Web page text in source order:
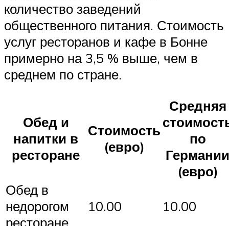
количество заведений
общественного питания. Стоимость
услуг ресторанов и кафе в Бонне
примерно на 3,5 % выше, чем в
среднем по стране.
Обед и
напитки в
ресторане
Стоимость
(евро)
Средняя
по
Германии
(евро)
Обед в
недорогом
ресторане
10.00 10.00